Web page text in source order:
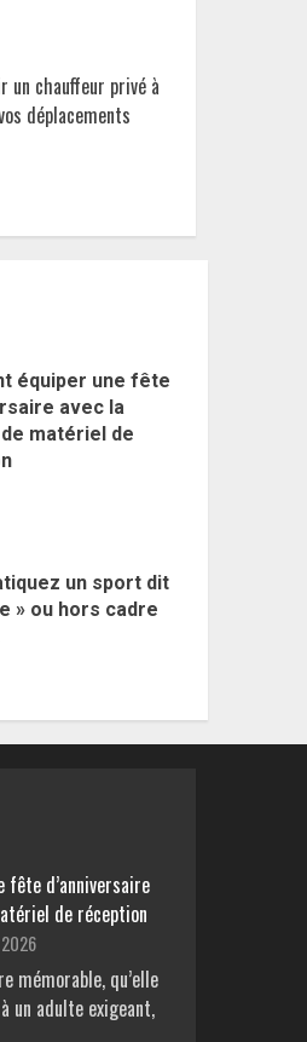
un chauffeur privé à
déplacements
équiper une fête
avec la
matériel de
un sport dit
» ou hors cadre
fête d’anniversaire
de réception
mémorable, qu’elle
un adulte exigeant,